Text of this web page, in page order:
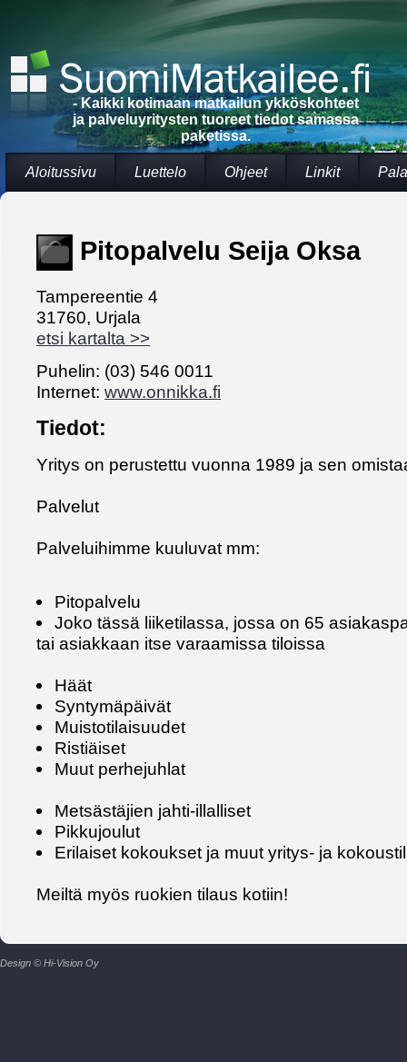
- Kaikki kotimaan matkailun ykköskohteet
ja palveluyritysten tuoreet tiedot samassa
paketissa.
Aloitussivu Luettelo Ohjeet Linkit
Pitopalvelu Seija Oksa
Tampereentie 4
31760, Urjala
etsi kartalta >>
Puhelin: (03) 546 0011
Internet: www.onnikka.fi
Tiedot:
Yritys on perustettu vuonna 1989 ja sen
Palvelut
Palveluihimme kuuluvat mm:
Pitopalvelu
Joko tässä liiketilassa, jossa on 65
tai asiakkaan itse varaamissa tiloissa
Häät
Syntymäpäivät
Muistotilaisuudet
Ristiäiset
Muut perhejuhlat
Metsästäjien jahti-illalliset
Pikkujoulut
Erilaiset kokoukset ja muut yritys- ja
Meiltä myös ruokien tilaus kotiin!
Design © Hi-Vision Oy